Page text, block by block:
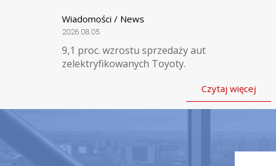
Wiadomości / News
2026.08.05
9,1 proc. wzrostu sprzedaży aut
zelektryfikowanych Toyoty.
Czytaj więcej